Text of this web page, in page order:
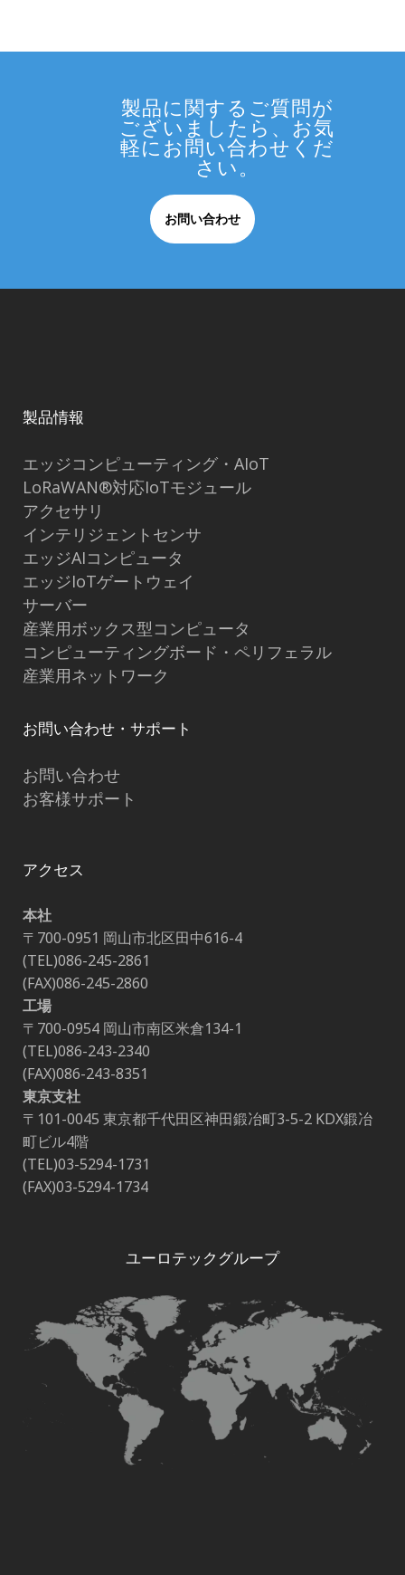
製品に関するご質問が
ございましたら、お気
軽にお問い合わせくだ
さい。
お問い合わせ
製品情報
エッジコンピューティング・AIoT
LoRaWAN®対応IoTモジュール
アクセサリ
インテリジェントセンサ
エッジAIコンピュータ
エッジIoTゲートウェイ
サーバー
産業用ボックス型コンピュータ
コンピューティングボード・ペリフェラル
産業用ネットワーク
お問い合わせ・サポート
お問い合わせ
お客様サポート
アクセス
本社
〒700-0951 岡山市北区田中616-4
(TEL)086-245-2861
(FAX)086-245-2860
工場
〒700-0954 岡山市南区米倉134-1
(TEL)086-243-2340
(FAX)086-243-8351
東京支社
〒101-0045 東京都千代田区神田鍛冶町3-5-2 KDX鍛冶
町ビル4階
(TEL)03-5294-1731
(FAX)03-5294-1734
ユーロテックグループ